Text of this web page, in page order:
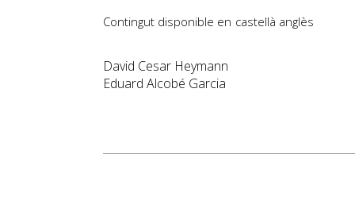
Contingut disponible en castellà anglès
David Cesar Heymann
Eduard Alcobé Garcia